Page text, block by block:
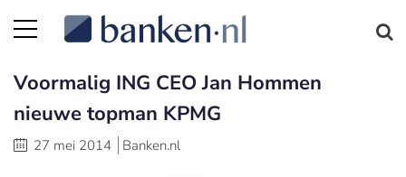
Voormalig ING CEO Jan Hommen
nieuwe topman KPMG
27 mei 2014 Banken.nl